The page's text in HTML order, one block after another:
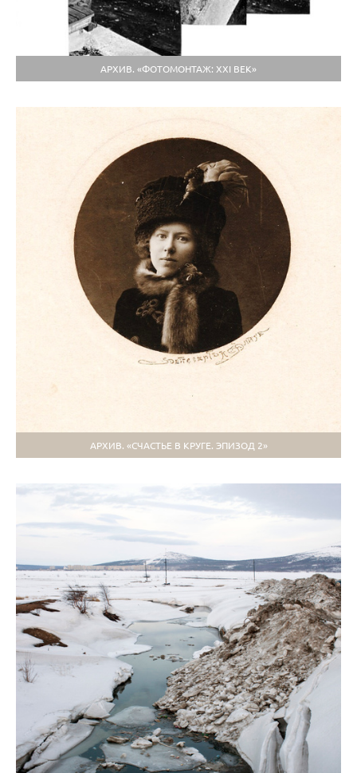
АРХИВ. «ФОТОМОНТАЖ: ХХI ВЕК»
АРХИВ. «СЧАСТЬЕ В КРУГЕ. ЭПИЗОД 2»